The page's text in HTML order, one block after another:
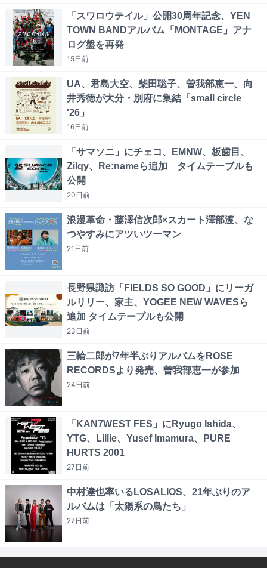
「スワロウテイル」公開30周年記念、YEN
TOWN BANDアルバム「MONTAGE」アナ
ログ盤を再発
15日前
UA、君島大空、柴田聡子、曽我部恵一、向
井秀徳が大分・別府に集結「small circle
'26」
16日前
「サマソニ」にチェコ、EMNW、板歯目、
Zilqy、Re:nameら追加 タイムテーブルも
公開
20日前
浪漫革命・藤澤信次郎×スカート澤部渡、な
つやすみにアツいツーマン
21日前
長野県諏訪「FIELDS SO GOOD」にリーガ
ルリリー、家主、YOGEE NEW WAVESら
追加 タイムテーブルも公開
23日前
三輪二郎が7年半ぶりアルバムをROSE
RECORDSより発売、曽我部恵一が参加
24日前
「KAN7WEST FES」にRyugo Ishida、
YTG、Lillie、Yusef Imamura、PURE
HURTS 2001
27日前
中村達也率いるLOSALIOS、21年ぶりのア
ルバムは「太陽系の鳥たち」
27日前